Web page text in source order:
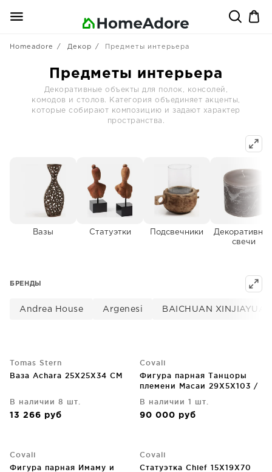
Homeadore Декор Предметы интерьера
Предметы интерьера
Декоративные объекты для полок, консолей,
комодов и столов. Категория объединяет акценты,
которые собирают композицию и задают характер
пространства.
Вазы Статуэтки Подсвечники
свечи
БРЕНДЫ
Andrea House Argenesi BAICHUAN
Tomas Stern
Ваза Achara 25X25X34 CM
В наличии 8 шт.
13 266 руб
Covali
Фигура парная Танцоры
племени Масаи 29X5X103 /
В наличии 1 шт.
90 000 руб
Covali
Фигура парная Имаму и
Covali
Статуэтка Chief 15X19X70